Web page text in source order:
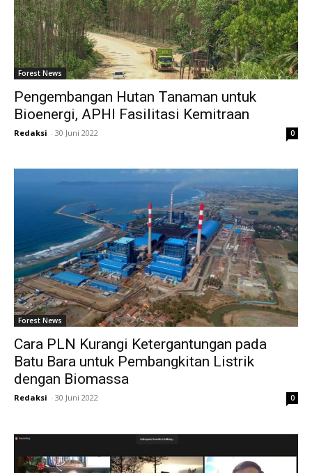
Forest News
Pengembangan Hutan Tanaman untuk
Bioenergi, APHI Fasilitasi Kemitraan
Redaksi - 30 Juni 2022 0
Forest News
Cara PLN Kurangi Ketergantungan pada
Batu Bara untuk Pembangkitan Listrik
dengan Biomassa
Redaksi - 30 Juni 2022 0